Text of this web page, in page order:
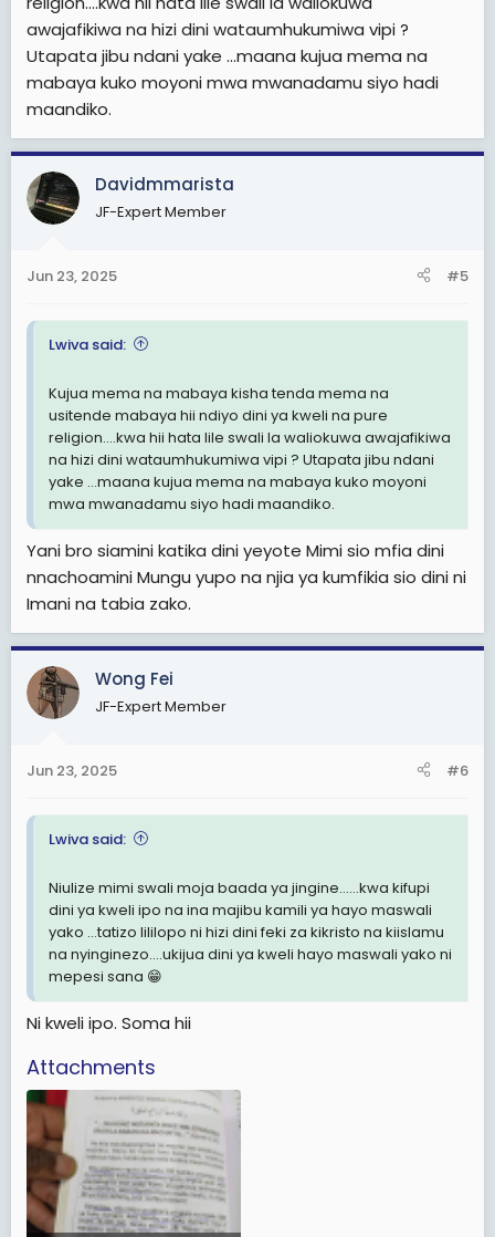
awajafikiwa na hizi dini wataumhukumiwa vipi ?
Utapata jibu ndani yake ...maana kujua mema na
mabaya kuko moyoni mwa mwanadamu siyo hadi
maandiko.
Davidmmarista
JF-Expert Member
Jun 23, 2025 #5
Lwiva said:
Kujua mema na mabaya kisha tenda mema na
usitende mabaya hii ndiyo dini ya kweli na pure
religion....kwa hii hata lile swali la waliokuwa awajafikiwa
na hizi dini wataumhukumiwa vipi ? Utapata jibu ndani
yake ...maana kujua mema na mabaya kuko moyoni
mwa mwanadamu siyo hadi maandiko.
Yani bro siamini katika dini yeyote Mimi sio mfia dini
nnachoamini Mungu yupo na njia ya kumfikia sio dini ni
Imani na tabia zako.
Wong Fei
JF-Expert Member
Jun 23, 2025 #6
Lwiva said:
Niulize mimi swali moja baada ya jingine......kwa kifupi
dini ya kweli ipo na ina majibu kamili ya hayo maswali
yako ...tatizo lililopo ni hizi dini feki za kikristo na kiislamu
na nyinginezo....ukijua dini ya kweli hayo maswali yako ni
mepesi sana 😁
Ni kweli ipo. Soma hii
Attachments